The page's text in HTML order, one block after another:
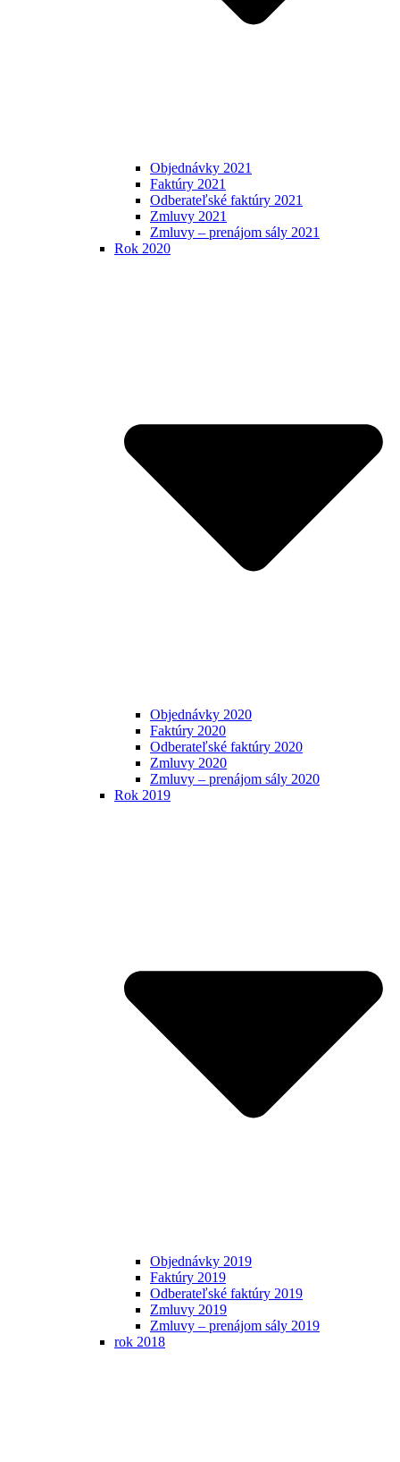
Objednávky 2021
Faktúry 2021
Odberateľské faktúry 2021
Zmluvy 2021
Zmluvy – prenájom sály 2021
Rok 2020
Objednávky 2020
Faktúry 2020
Odberateľské faktúry 2020
Zmluvy 2020
Zmluvy – prenájom sály 2020
Rok 2019
Objednávky 2019
Faktúry 2019
Odberateľské faktúry 2019
Zmluvy 2019
Zmluvy – prenájom sály 2019
rok 2018